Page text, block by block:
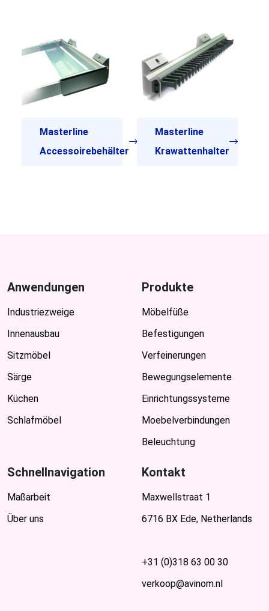
Masterline
Accessoirebehälter
Masterline
Krawattenhalter
Anwendungen
Industriezweige
Innenausbau
Sitzmöbel
Särge
Küchen
Schlafmöbel
Produkte
Möbelfüße
Befestigungen
Verfeinerungen
Bewegungselemente
Einrichtungssysteme
Moebelverbindungen
Beleuchtung
Schnellnavigation
Maßarbeit
Über uns
Kontakt
Maxwellstraat 1
6716 BX Ede, Netherlands
+31 (0)318 63 00 30
verkoop@avinom.nl